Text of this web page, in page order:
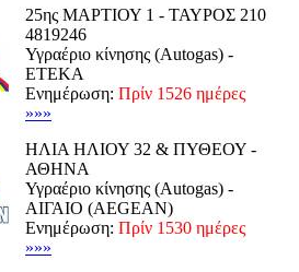
25ης ΜΑΡΤΙΟΥ 1 - ΤΑΥΡΟΣ 210
4819246
Υγραέριο κίνησης (Autogas) -
ΕΤΕΚΑ
Ενημέρωση: Πρίν 1526 ημέρες
»»»
ΗΛΙΑ ΗΛΙΟΥ 32 & ΠΥΘΕΟΥ -
ΑΘΗΝΑ
Υγραέριο κίνησης (Autogas) -
ΑΙΓΑΙΟ (AEGEAN)
Ενημέρωση: Πρίν 1530 ημέρες
»»»